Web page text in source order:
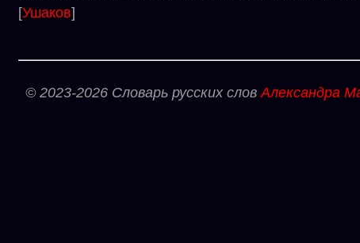
[Ушаков]
© 2023-2026 Словарь русских словАлександра